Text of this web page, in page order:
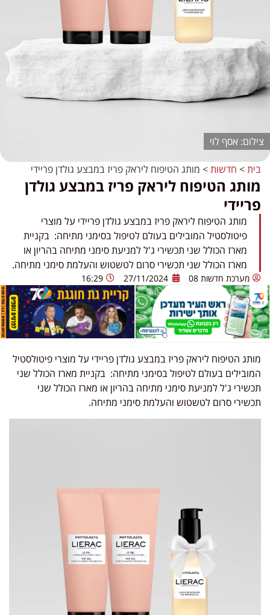
אסף לוי
בית> חדשות> מותג הטיפוח ליראק פריז במבצע גולדן פריידי
מותג הטיפוח ליראק פריז במבצע גולדן
פריידי
מותג הטיפוח ליראק פריז במבצע גולדן פריידי על מוצרי
פיטולסטיל המובילים בעולם לטיפול בסימני מתיחה: בקניית
מארז הכולל שני תכשירי ג'ל למניעת סימני מתיחה בהריון או
מארז הכולל שני תכשירי סרום לטשטוש והעלמת סימני מתיחה.
מערכת חדשות 08 27/11/2024
16:29
מותג הטיפוח ליראק פריז במבצע גולדן פריידי על מוצרי פיטולסטיל
המובילים בעולם לטיפול בסימני מתיחה: בקניית מארז הכולל שני
תכשירי ג'ל למניעת סימני מתיחה בהריון או מארז הכולל שני
תכשירי סרום לטשטוש והעלמת סימני מתיחה.